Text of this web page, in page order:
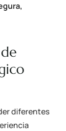
diferentes